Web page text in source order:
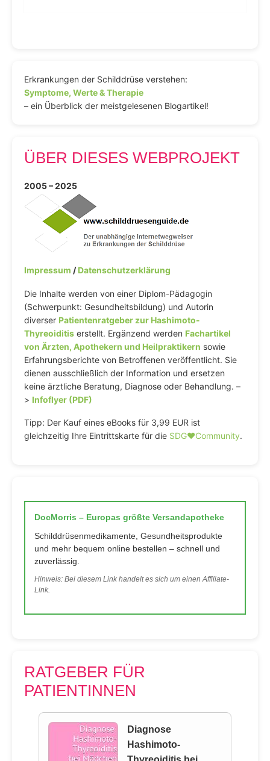
Erkrankungen der Schilddrüse verstehen:
Symptome, Werte & Therapie
– ein Überblick der meistgelesenen Blogartikel!
ÜBER DIESES WEBPROJEKT
2005 – 2025
Impressum /Datenschutzerklärung
Die Inhalte werden von einer Diplom-Pädagogin
(Schwerpunkt: Gesundheitsbildung) und Autorin
diverser Patientenratgeber zur Hashimoto-
Thyreoiditis erstellt. Ergänzend werden Fachartikel
von Ärzten, Apothekern und Heilpraktikern sowie
Erfahrungsberichte von Betroffenen veröffentlicht. Sie
dienen ausschließlich der Information und ersetzen
keine ärztliche Beratung, Diagnose oder Behandlung. –
> Infoflyer (PDF)
Tipp: Der Kauf eines eBooks für 3,99 EUR ist
gleichzeitig Ihre Eintrittskarte für die SDG♥️Community.
DocMorris – Europas größte Versandapotheke
Schilddrüsenmedikamente, Gesundheitsprodukte
und mehr bequem online bestellen – schnell und
zuverlässig.
Hinweis: Bei diesem Link handelt es sich um einen Affiliate-
Link.
RATGEBER FÜR
PATIENTINNEN
Diagnose
Hashimoto-